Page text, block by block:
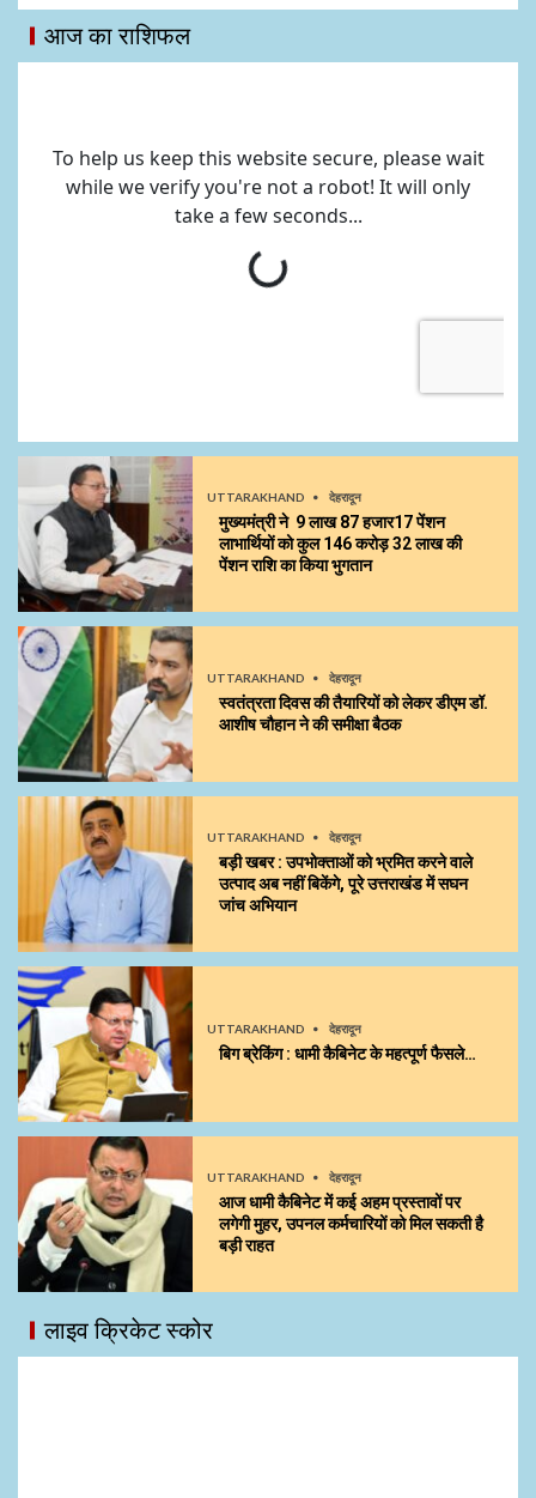
आज का राशिफल
UTTARAKHAND देहरादून
मुख्यमंत्री ने 9 लाख 87 हजार17 पेंशन
लाभार्थियों को कुल ₹146 करोड़ 32 लाख की
पेंशन राशि का किया भुगतान
UTTARAKHAND देहरादून
स्वतंत्रता दिवस की तैयारियों को लेकर डीएम डॉ.
आशीष चौहान ने की समीक्षा बैठक
UTTARAKHAND देहरादून
बड़ी खबर : उपभोक्ताओं को भ्रमित करने वाले
उत्पाद अब नहीं बिकेंगे, पूरे उत्तराखंड में सघन
जांच अभियान
UTTARAKHAND देहरादून
बिग ब्रेकिंग : धामी कैबिनेट के महत्पूर्ण फैसले…
UTTARAKHAND देहरादून
आज धामी कैबिनेट में कई अहम प्रस्तावों पर
लगेगी मुहर, उपनल कर्मचारियों को मिल सकती है
बड़ी राहत
लाइव क्रिकेट स्कोर